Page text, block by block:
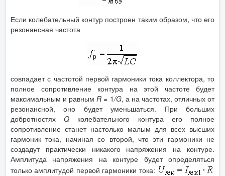
Если колебательный контур построен таким образом, что его
резонансная частота
совпадает с частотой первой гармоники тока коллектора, то
полное сопротивление контура на этой частоте будет
максимальным и равнымR = 1/G, а на частотах, отличных от
резонансной, оно будет уменьшаться. При больших
добротностяхQ колебательного контура его полное
сопротивление станет настолько малым для всех высших
гармоник тока, начиная со второй, что эти гармоники не
создадут практически никакого напряжения на контуре.
Амплитуда напряжения на контуре будет определяться
только амплитудой первой гармоники тока: